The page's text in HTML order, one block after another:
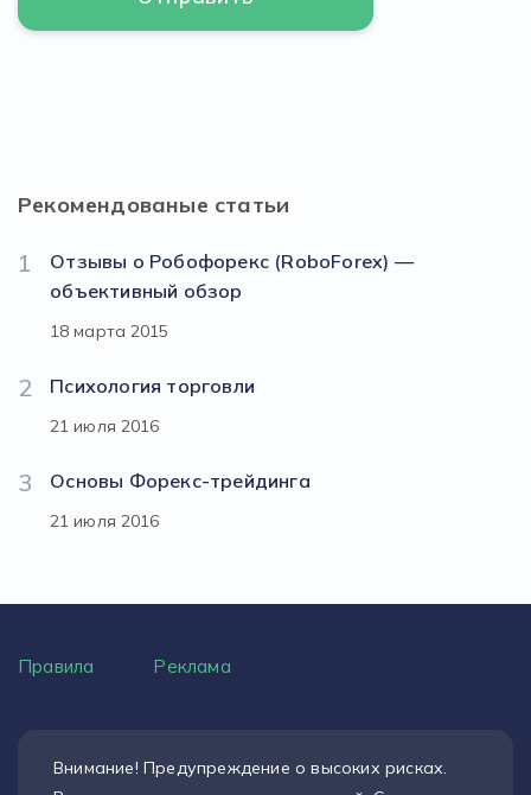
Рекомендованые статьи
1
Отзывы о Робофорекс (RoboForex) —
объективный обзор
18 марта 2015
2 Психология торговли
21 июля 2016
3 Основы Форекс-трейдинга
21 июля 2016
Правила Реклама
Внимание! Предупреждение о высоких рисках.